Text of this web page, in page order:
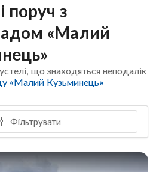
поруч з
«Малий
що знаходяться неподалік
«Малий Кузьминець»
Фільтрувати